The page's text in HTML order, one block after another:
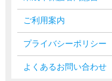
ご利用案内
プライバシーポリシー
よくあるお問い合わせ